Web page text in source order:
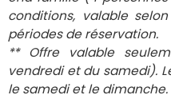
conditions, valable
périodes de réservation.
** Offre valable
vendredi et du samedi).
le samedi et le dimanche.